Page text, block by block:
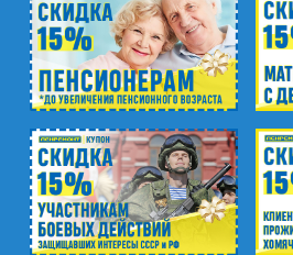
м. Международная
ул. Белы Куна, д.20, к.1
м. Пионерская
пр. Испытателей, д.11, к.1
м. Гражданский пр.
ул. Ушинского, д.25, к.1